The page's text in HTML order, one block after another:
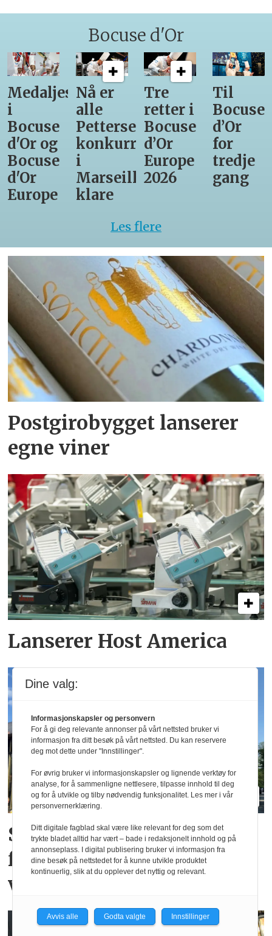
Bocuse d'Or
Medaljestatistikk
i
Bocuse
d'Or og
Bocuse
d'Or
Europe
Nå er
alle
Pettersens
konkurrenter
i
Marseille
klare
Tre
retter i
Bocuse
d’Or
Europe
2026
Til
Bocuse
d’Or
for
tredje
gang
Les flere
Postgirobygget lanserer
egne viner
Lanserer Host America
Stiklestad vokser med
fotball-VMs
vikingtematikk
Dine valg:
Informasjonskapsler og personvern
For å gi deg relevante annonser på vårt nettsted bruker vi
informasjon fra ditt besøk på vårt nettsted. Du kan reservere
deg mot dette under "Innstillinger".
For øvrig bruker vi informasjonskapsler og lignende verktøy for
analyse, for å sammenligne nettlesere, tilpasse innhold til deg
og for å utvikle og tilby nødvendig funksjonalitet. Les mer i vår
personvernerklæring.
Ditt digitale fagblad skal være like relevant for deg som det
trykte bladet alltid har vært – bade i redaksjonelt innhold og på
annonseplass. I digital publisering bruker vi informasjon fra
dine besøk på nettstedet for å kunne utvikle produktet
kontinuerlig, slik at du opplever det nyttig og relevant.
Avvis alle Godta valgte Innstillinger